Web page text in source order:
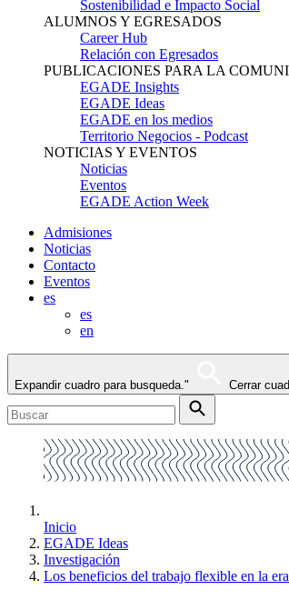
Sostenibilidad e Impacto Social
ALUMNOS Y EGRESADOS
Career Hub
Relación con Egresados
PUBLICACIONES PARA LA
EGADE Insights
EGADE Ideas
EGADE en los medios
Territorio Negocios - Podcast
NOTICIAS Y EVENTOS
Noticias
Eventos
EGADE Action Week
Admisiones
Noticias
Contacto
Eventos
es
es
en
Expandir cuadro para busqueda." Cerrar
Inicio
EGADE Ideas
Investigación
Los beneficios del trabajo flexible en la